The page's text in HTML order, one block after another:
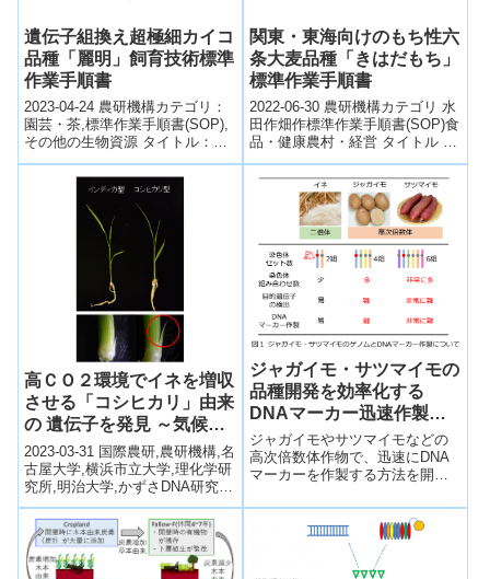
遺伝子組換え超極細カイコ
品種「麗明」飼育技術標準
作業手順書
2023-04-24 農研機構カテゴリ：
園芸・茶,標準作業手順書(SOP),
その他の生物資源 タイトル：遺
伝子組換え超極細カイコ品種
「麗明」飼育技術標準作業手
関東・東海向けのもち性六
条大麦品種「きはだもち」
標準作業手順書
2022-06-30 農研機構カテゴリ 水
田作畑作標準作業手順書(SOP)食
品・健康農村・経営 タイトル 関
東・東海向けのもち性六条大麦
品種「きはだもち」標準作...
高ＣＯ２環境でイネを増収
させる「コシヒカリ」由来
の 遺伝子を発見 ～気候変
動下での持続可能な稲作に
貢献～
2023-03-31 国際農研,農研機構,名
古屋大学,横浜市立大学,理化学研
究所,明治大学,かずさDNA研究
所,科学技術振興機構,国際協力機
構ポイント イネの穂...
ジャガイモ・サツマイモの
品種開発を効率化する
DNAマーカー迅速作製法
を開発
ジャガイモやサツマイモなどの
高次倍数体作物で、迅速にDNA
マーカーを作製する方法を開発